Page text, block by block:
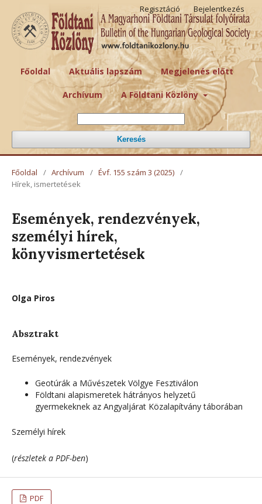
Főoldal Aktuális lapszám Megjelenés előtt
Archívum A Földtani Közlöny
Keresés
Regisztáció Bejelentkezés
Főoldal / Archívum / Évf. 155 szám 3 (2025) /
Hírek, ismertetések
Események, rendezvények,
személyi hírek,
könyvismertetések
Olga Piros
Absztrakt
Események, rendezvények
Geotúrák a Művészetek Völgye Fesztiválon
Földtani alapismeretek hátrányos helyzetű
gyermekeknek az Angyaljárat Közalapítvány táborában
Személyi hírek
(részletek a PDF-ben)
PDF